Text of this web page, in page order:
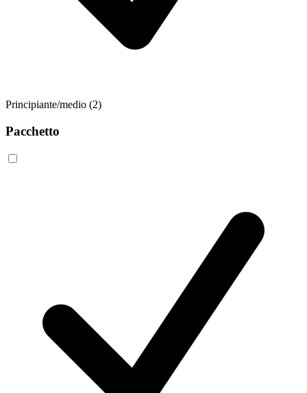
Principiante/medio (2)
Pacchetto